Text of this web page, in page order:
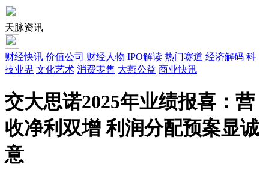
天脉资讯
财经快讯 价值公司 财经人物 IPO解读 热门赛道 经济解码 科
技业界 文化艺术 消费零售 大燕公益 商业快讯
交大思诺2025年业绩报喜：营
收净利双增 利润分配预案显诚
意